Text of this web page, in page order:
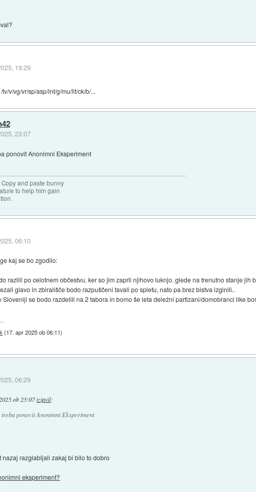
19:29
/tv/v/vg/vr/sp/asp/int/g/mu/lit/ck/b/...
23:07
ponovit Anonimni Eksperiment
Copy and paste bunny
to help him gain
06:10
kaj se bo zgodilo:
razlili po celotnem občestvu, ker so jim zaprli njihovo luknjo. glede na trenutno stanje jih
glavo in zbirališče bodo razpuščeni tavali po spletu, nato pa brez bistva izginili..
Sloveniji se bodo razdelili na 2 tabora in bomo še leta deležni partizani/domobranci like
(17. apr 2025 ob 06:11)
06:29
ob 23:07izjavil:
treba ponovit Anonimni Eksperiment
nazaj razglabljali zakaj bi bilo to dobro
eksperiment?